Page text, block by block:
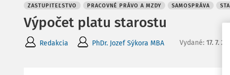
ZASTUPITEĽSTVO PRACOVNÉ PRÁVO A MZDY SAMOSPRÁVA
Výpočet platu starostu
Redakcia PhDr. Jozef Sýkora MBA Vydané: 17. 7.